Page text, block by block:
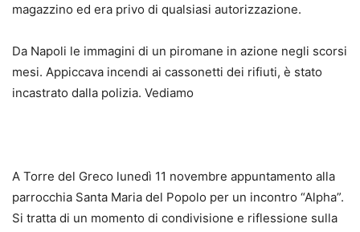
magazzino ed era privo di qualsiasi autorizzazione.
Da Napoli le immagini di un piromane in azione negli scorsi
mesi. Appiccava incendi ai cassonetti dei rifiuti, è stato
incastrato dalla polizia. Vediamo
A Torre del Greco lunedì 11 novembre appuntamento alla
parrocchia Santa Maria del Popolo per un incontro “Alpha”.
Si tratta di un momento di condivisione e riflessione sulla